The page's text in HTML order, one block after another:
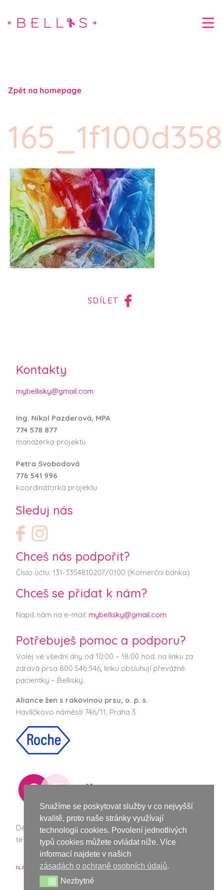
Zpět na homepage
SDÍLET
Kontakty
mybellisky@gmail.com
Ing. Nikol Pazderová, MPA
774 578 877
manažerka projektu
Petra Svobodová
776 541 996
koordinátorka projektu
Sleduj nás
Chceš nás podpořit?
Číslo účtu: 131-3354810207/0100 (Komerční banka)
Chceš se přidat k nám?
Napiš nám na e-mail: mybellisky@gmail.com
Potřebuješ pomoc a podporu?
Volej ve všední dny od 10:00 – 18:00 hod. na linku za
zdravá prsa 800 546 546, linku obsluhují převážně
pacientky – Bellisky.
Aliance žen s rakovinou prsu, o. p. s.
Havlíčkovo náměstí 746/11, Praha 3
Děkujeme společnosti Roche za podporu při vzniku
této webové stránky a nové vizuální identity Bellisek.
NAŠI PARTNEŘI
Snažíme se poskytovat služby v co nejvyšší
kvalitě, proto naše stránky využívají
technologii cookies. Povolení jednotlivých
typů cookies můžete ovládat níže. Více
informací najdete v našich
zásadách o ochraně osobních údajů.
NezbytnéNezbytné